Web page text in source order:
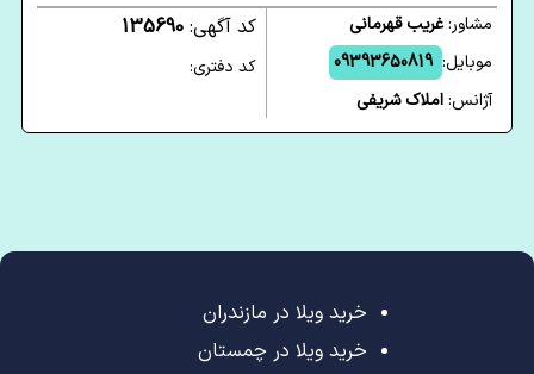
مشاور:غریب قهرمانی
موبایل: 09393650819
آژانس:املاک شریفی
کد آگهی: 135690
کد دفتری:
خرید ویلا در مازندران
خرید ویلا در چمستان